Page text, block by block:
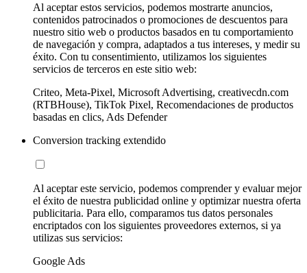
Al aceptar estos servicios, podemos mostrarte anuncios,
contenidos patrocinados o promociones de descuentos para
nuestro sitio web o productos basados en tu comportamiento
de navegación y compra, adaptados a tus intereses, y medir su
éxito. Con tu consentimiento, utilizamos los siguientes
servicios de terceros en este sitio web:
Criteo, Meta-Pixel, Microsoft Advertising, creativecdn.com
(RTBHouse), TikTok Pixel, Recomendaciones de productos
basadas en clics, Ads Defender
Conversion tracking extendido
Al aceptar este servicio, podemos comprender y evaluar mejor
el éxito de nuestra publicidad online y optimizar nuestra oferta
publicitaria. Para ello, comparamos tus datos personales
encriptados con los siguientes proveedores externos, si ya
utilizas sus servicios:
Google Ads